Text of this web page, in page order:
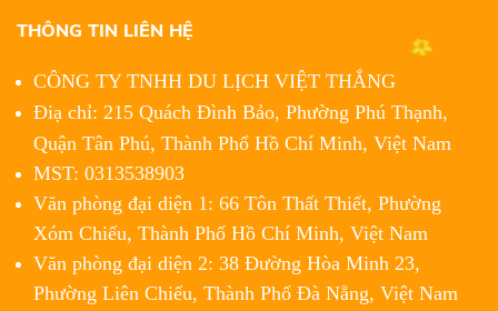
THÔNG TIN LIÊN HỆ
CÔNG TY TNHH DU LỊCH VIỆT THẮNG
Điạ chỉ: 215 Quách Đình Bảo, Phường Phú Thạnh,
Quận Tân Phú, Thành Phố Hồ Chí Minh, Việt Nam
MST: 0313538903
Văn phòng đại diện 1: 66 Tôn Thất Thiết, Phường
Xóm Chiếu, Thành Phố Hồ Chí Minh, Việt Nam
Văn phòng đại diện 2: 38 Đường Hòa Minh 23,
Phường Liên Chiểu, Thành Phố Đà Nẵng, Việt Nam